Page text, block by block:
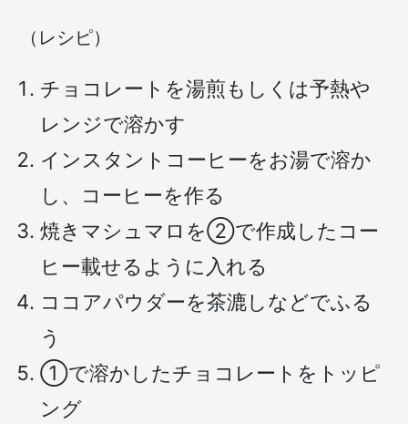
（レシピ）
チョコレートを湯煎もしくは予熱や
レンジで溶かす
インスタントコーヒーをお湯で溶か
し、コーヒーを作る
焼きマシュマロを②で作成したコー
ヒー載せるように入れる
ココアパウダーを茶漉しなどでふる
う
①で溶かしたチョコレートをトッピ
ング